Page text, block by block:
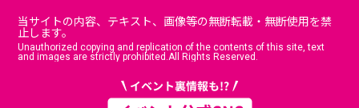
当サイトの内容、テキスト、画像等の無断転載・無断使用を禁
止します。
Unauthorized copying and replication of the contents of this site, text
and images are strictly prohibited.All Rights Reserved.